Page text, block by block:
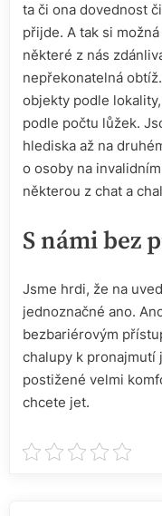
ta či ona dovednost
přijde. A tak si
některé z nás
nepřekonatelná
objekty podle
podle počtu lůžek.
hlediska až na
o osoby na
některou z chat a
S námi bez
Jsme hrdi, že na
jednoznačné ano.
bezbariérovým
chalupy k pronajmutí
postižené velmi
chcete jet.